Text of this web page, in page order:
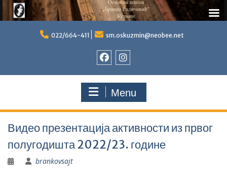
022/664-411 sm.oskuzmin@neobee.net
Menu
Видео презентација активности из првог
полугодишта 2022/23. године
brankovsajt